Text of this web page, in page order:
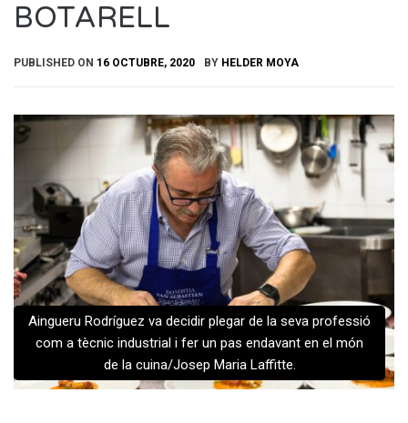
BOTARELL
PUBLISHED ON 16 OCTUBRE, 2020 BY HELDER MOYA
Aingueru Rodríguez va decidir plegar de la seva professió
com a tècnic industrial i fer un pas endavant en el món
de la cuina/Josep Maria Laffitte.